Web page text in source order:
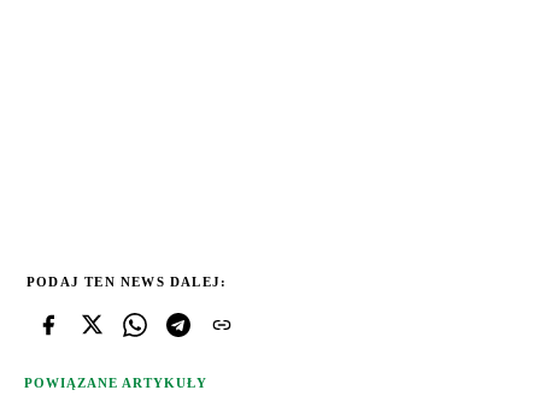
PODAJ TEN NEWS DALEJ:
POWIĄZANE ARTYKUŁY